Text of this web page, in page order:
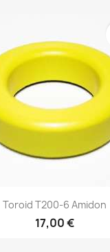
Toroid T200-6 Amidon
17,00 €